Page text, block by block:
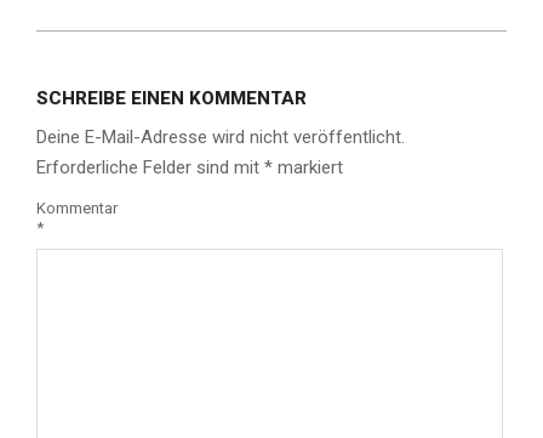
SCHREIBE EINEN KOMMENTAR
Deine E-Mail-Adresse wird nicht veröffentlicht.
Erforderliche Felder sind mit * markiert
Kommentar
*